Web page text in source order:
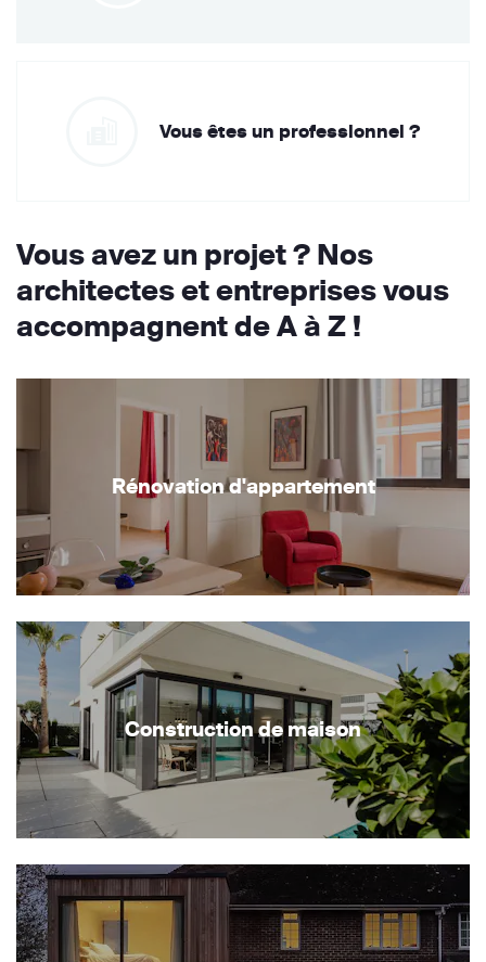
Vous êtes un professionnel ?
Vous avez un projet ? Nos
architectes et entreprises vous
accompagnent de A à Z !
Rénovation d'appartement
Construction de maison